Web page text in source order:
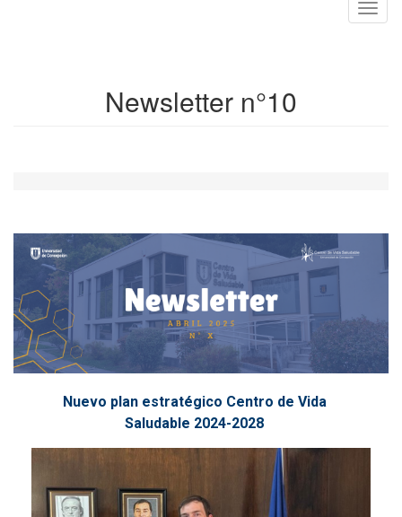
Newsletter n°10
Nuevo plan estratégico Centro de Vida
Saludable 2024-2028